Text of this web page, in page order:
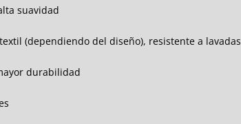
suavidad
(dependiendo del diseño), resistente a lavadas
durabilidad